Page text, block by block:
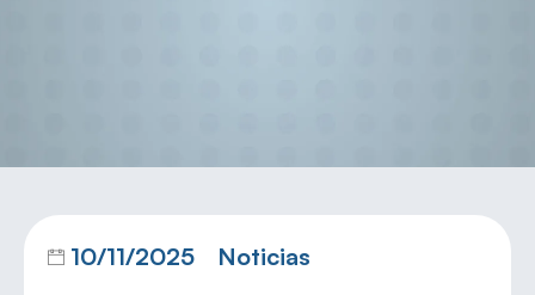
10/11/2025 Noticias